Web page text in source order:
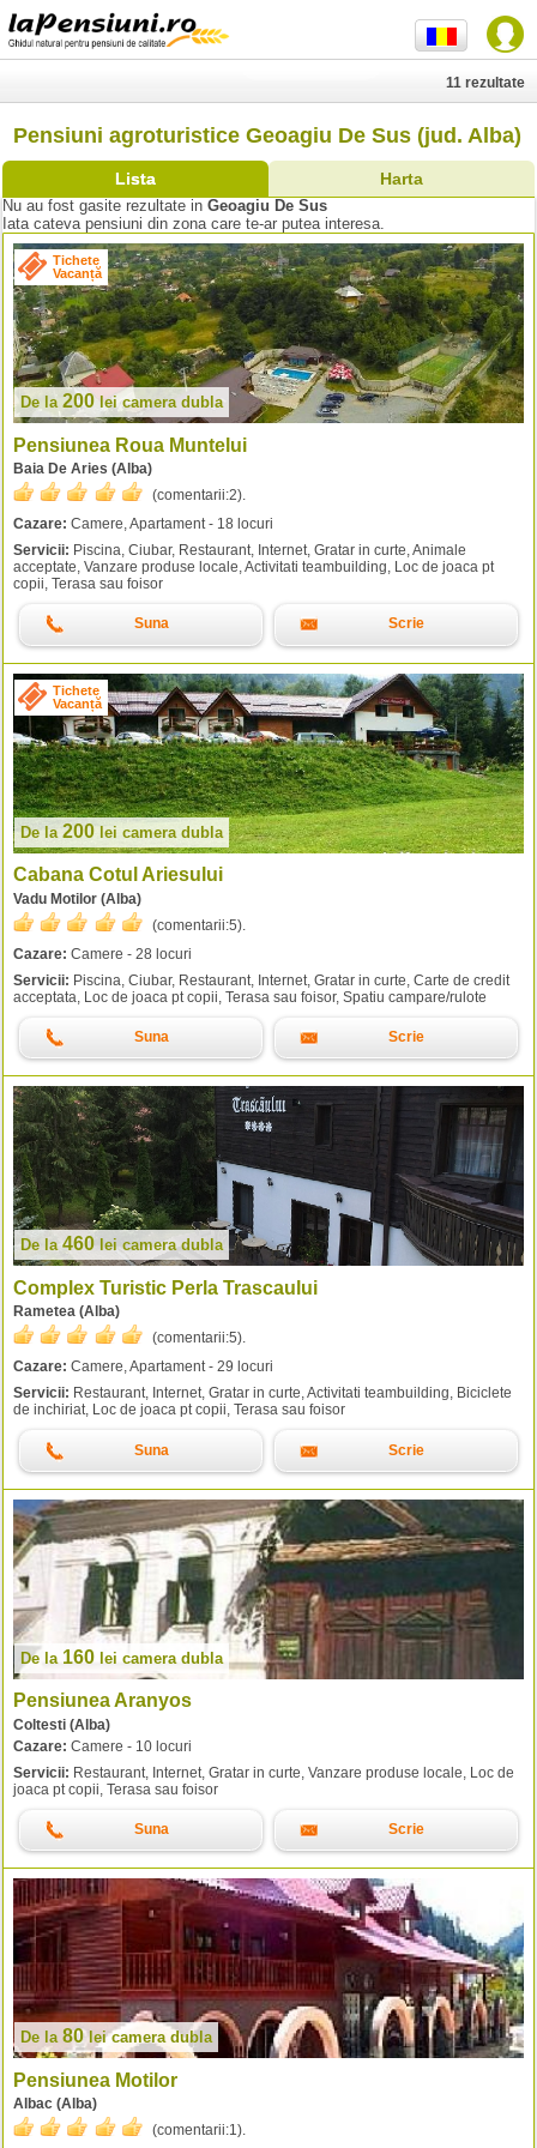
Pensiuni agroturistice Geoagiu De Sus (jud. Alba)
Lista Harta
11 rezultate
Nu au fost gasite rezultate in Geoagiu De Sus
Iata cateva pensiuni din zona care te-ar putea interesa.
Tichete
Vacanță
De la 200 leicamera dubla
Pensiunea Roua Muntelui
Baia De Aries (Alba)
(comentarii:2).
Cazare: Camere, Apartament - 18 locuri
Servicii: Piscina, Ciubar, Restaurant, Internet, Gratar in curte, Animale
acceptate, Vanzare produse locale, Activitati teambuilding, Loc de joaca pt
copii, Terasa sau foisor
Suna Scrie
Tichete
Vacanță
De la 200lei camera dubla
Cabana Cotul Ariesului
Vadu Motilor (Alba)
(comentarii:5).
Cazare: Camere - 28 locuri
Servicii: Piscina, Ciubar, Restaurant, Internet, Gratar in curte, Carte de credit
acceptata, Loc de joaca pt copii, Terasa sau foisor, Spatiu campare/rulote
Suna Scrie
De la 460 leicamera dubla
Complex Turistic Perla Trascaului
Rametea (Alba)
(comentarii:5).
Cazare: Camere, Apartament - 29 locuri
Servicii: Restaurant, Internet, Gratar in curte, Activitati teambuilding, Biciclete
de inchiriat, Loc de joaca pt copii, Terasa sau foisor
Suna Scrie
De la 160 lei camera dubla
Pensiunea Aranyos
Coltesti (Alba)
Cazare: Camere - 10 locuri
Servicii: Restaurant, Internet, Gratar in curte, Vanzare produse locale, Loc de
joaca pt copii, Terasa sau foisor
Suna Scrie
De la 80leicamera dubla
Pensiunea Motilor
Albac (Alba)
(comentarii:1).